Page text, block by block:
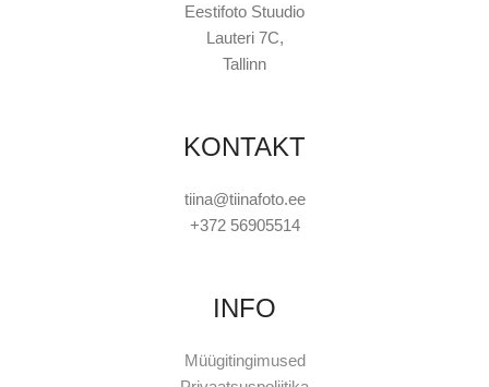
Eestifoto Stuudio
Lauteri 7C,
Tallinn
KONTAKT
tiina@tiinafoto.ee
+372 56905514
INFO
Müügitingimused